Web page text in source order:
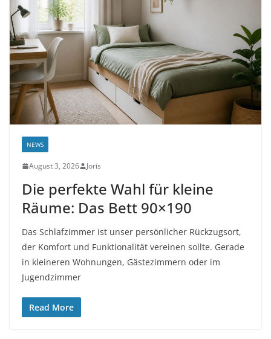
NEWS
August 3, 2026 Joris
Die perfekte Wahl für kleine
Räume: Das Bett 90×190
Das Schlafzimmer ist unser persönlicher Rückzugsort,
der Komfort und Funktionalität vereinen sollte. Gerade
in kleineren Wohnungen, Gästezimmern oder im
Jugendzimmer
Read More